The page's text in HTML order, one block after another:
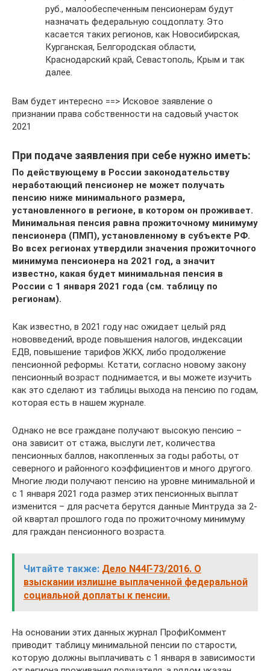
руб., малообеспеченным пенсионерам будут
назначать федеральную соцдоплату. Это
касается таких регионов, как Новосибирская,
Курганская, Белгородская области,
Краснодарский край, Севастополь, Крым и так
далее.
Вам будет интересно ==> Исковое заявление о
признании права собственности на садовый участок
2021
При подаче заявления при себе нужно иметь:
По действующему в России законодательству
неработающий пенсионер не может получать
пенсию ниже минимального размера,
установленного в регионе, в котором он проживает.
Минимальная пенсия равна прожиточному минимуму
пенсионера (ПМП), установленному в субъекте РФ.
Во всех регионах утвердили значения прожиточного
минимума пенсионера на 2021 год, а значит
известно, какая будет минимальная пенсия в
России с 1 января 2021 года (см. таблицу по
регионам).
Как известно, в 2021 году нас ожидает целый ряд
нововведений, вроде повышения налогов, индексации
ЕДВ, повышение тарифов ЖКХ, либо продолжение
пенсионной реформы. Кстати, согласно новому закону
пенсионный возраст поднимается, и вы можете изучить
как это сделают из таблицы выхода на пенсию по годам,
которая есть в нашем журнале.
Однако не все граждане получают высокую пенсию –
она зависит от стажа, выслуги лет, количества
пенсионных баллов, накопленных за годы работы, от
северного и районного коэффициентов и много другого.
Многие люди получают пенсию на уровне минимальной и
с 1 января 2021 года размер этих пенсионных выплат
изменится – для расчета берутся данные Минтруда за 2-
ой квартал прошлого года по прожиточному минимуму
для граждан пенсионного возраста.
Читайте также: Дело N44Г-73/2016. О
взыскании излишне выплаченной федеральной
социальной доплаты к пенсии.
На основании этих данных журнал ПрофиКоммент
приводит таблицу минимальной пенсии по старости,
которую должны выплачивать с 1 января в зависимости